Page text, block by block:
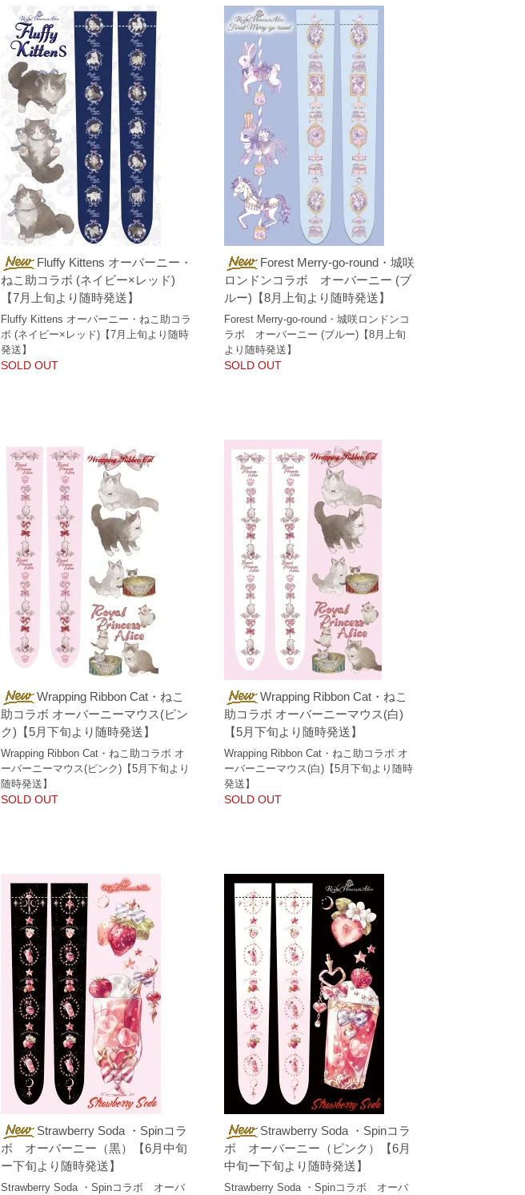
Fluffy Kittens オーバーニー・
ねこ助コラボ (ネイビー×レッド)
【7月上旬より随時発送】
Fluffy Kittens オーバーニー・ねこ助コラ
ボ (ネイビー×レッド)【7月上旬より随時
発送】
SOLD OUT
Forest Merry-go-round・城咲
ロンドンコラボ オーバーニー (ブ
ルー)【8月上旬より随時発送】
Forest Merry-go-round・城咲ロンドンコ
ラボ オーバーニー (ブルー)【8月上旬
より随時発送】
SOLD OUT
Wrapping Ribbon Cat・ねこ
助コラボ オーバーニーマウス(ピン
ク)【5月下旬より随時発送】
Wrapping Ribbon Cat・ねこ助コラボ オ
ーバーニーマウス(ピンク)【5月下旬より
随時発送】
SOLD OUT
Wrapping Ribbon Cat・ねこ
助コラボ オーバーニーマウス(白)
【5月下旬より随時発送】
Wrapping Ribbon Cat・ねこ助コラボ オ
ーバーニーマウス(白)【5月下旬より随時
発送】
SOLD OUT
Strawberry Soda ・Spinコラ
ボ オーバーニー（黒）【6月中旬
ー下旬より随時発送】
Strawberry Soda ・Spinコラボ オーバ
Strawberry Soda ・Spinコラ
ボ オーバーニー（ピンク）【6月
中旬ー下旬より随時発送】
Strawberry Soda ・Spinコラボ オーバ